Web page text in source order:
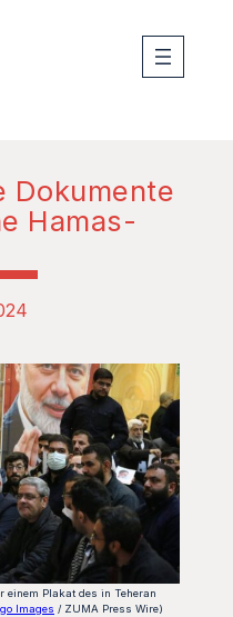
Dokumente
Hamas-
einem Plakat des in Teheran
Images / ZUMA Press Wire)